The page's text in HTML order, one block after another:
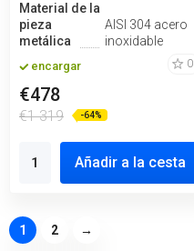
Material de la
pieza
metálica
AISI 304 acero
inoxidable
encargar 0
€478
€1 319 -64%
Añadir a la cesta
1 2 →